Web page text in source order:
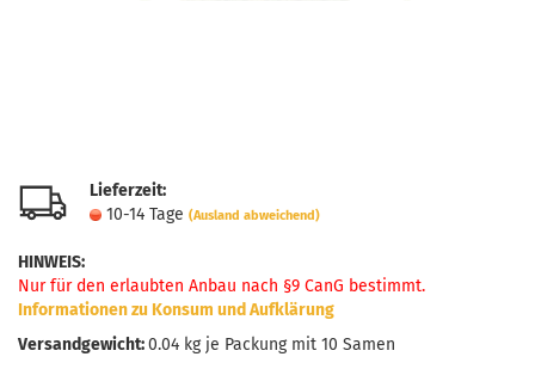
Lieferzeit:
10-14 Tage (Ausland abweichend)
HINWEIS:
Nur für den erlaubten Anbau nach §9 CanG bestimmt.
Informationen zu Konsum und Aufklärung
Versandgewicht:0.04 kg je Packung mit 10 Samen